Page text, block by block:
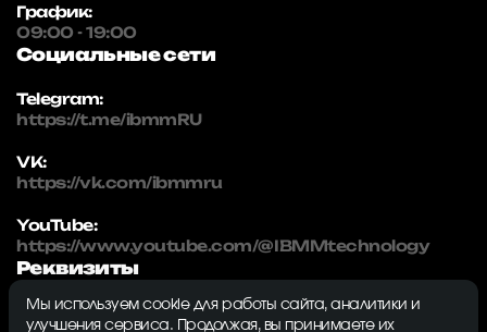
График:
09:00 - 19:00
Социальные сети
Telegram:
https://t.me/ibmmRU
VK:
https://vk.com/ibmmru
YouTube:
https://www.youtube.com/@IBMMtechnology
Реквизиты
IBMM | technology
Мы используем cookie для работы сайта, аналитики и
улучшения сервиса. Продолжая, вы принимаете их